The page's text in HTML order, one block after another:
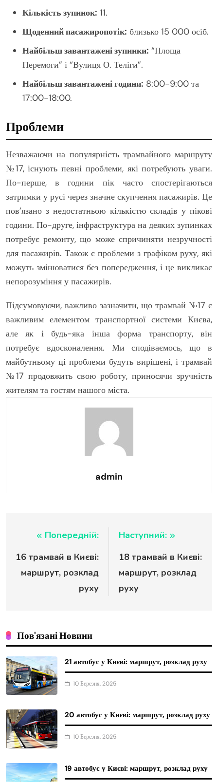
Кількість зупинок: 11.
Щоденний пасажиропотік: близько 15 000 осіб.
Найбільш завантажені зупинки: “Площа
Перемоги” і “Вулиця О. Теліги”.
Найбільш завантажені години: 8:00-9:00 та
17:00-18:00.
Проблеми
Незважаючи на популярність трамвайного маршруту
№17, існують певні проблеми, які потребують уваги.
По-перше, в години пік часто спостерігаються
затримки у русі через значне скупчення пасажирів. Це
пов’язано з недостатньою кількістю складів у пікові
години. По-друге, інфраструктура на деяких зупинках
потребує ремонту, що може спричиняти незручності
для пасажирів. Також є проблеми з графіком руху, які
можуть змінюватися без попередження, і це викликає
непорозуміння у пасажирів.
Підсумовуючи, важливо зазначити, що трамвай №17 є
важливим елементом транспортної системи Києва,
але як і будь-яка інша форма транспорту, він
потребує вдосконалення. Ми сподіваємось, що в
майбутньому ці проблеми будуть вирішені, і трамвай
№17 продовжить свою роботу, приносячи зручність
жителям та гостям нашого міста.
admin
Навігація
записів
Попередній:
16 трамвай в Києві:
маршрут, розклад
руху
Наступний:
18 трамвай в Києві:
маршрут, розклад
руху
Пов'язані Новини
21 автобус у Києві: маршрут, розклад руху
10 Березня, 2025
20 автобус у Києві: маршрут, розклад руху
10 Березня, 2025
19 автобус у Києві: маршрут, розклад руху